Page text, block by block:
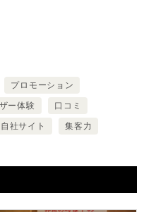
プロモーション
ー体験 口コミ
自社サイト 集客力